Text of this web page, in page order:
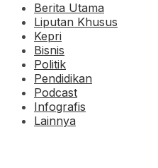
Berita Utama
Liputan Khusus
Kepri
Bisnis
Politik
Pendidikan
Podcast
Infografis
Lainnya